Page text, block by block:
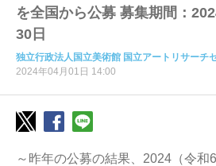
を全国から公募 募集期間：
30日
独立行政法人国立美術館 国立アートリサーチ
2024年04月01日 14:00
～昨年の公募の結果、2024（令和